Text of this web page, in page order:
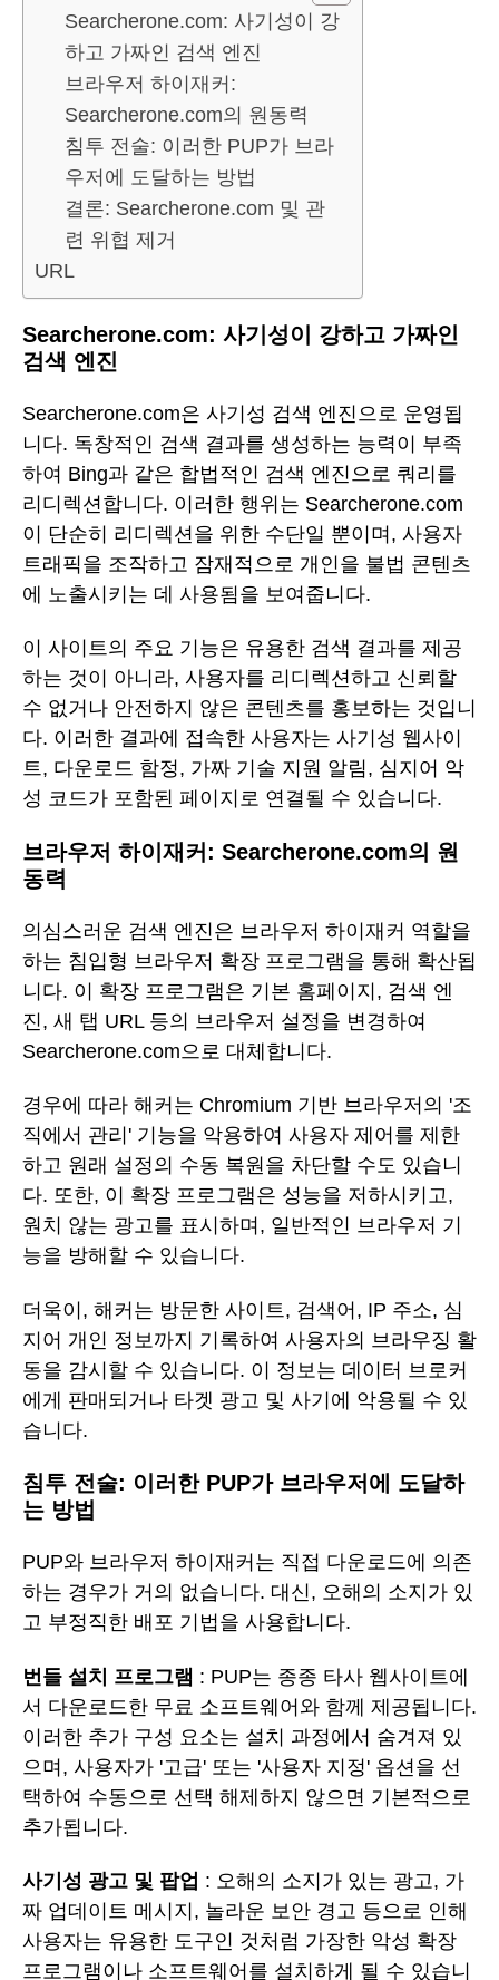
Searcherone.com: 사기성이 강
하고 가짜인 검색 엔진
브라우저 하이재커:
Searcherone.com의 원동력
침투 전술: 이러한 PUP가 브라
우저에 도달하는 방법
결론: Searcherone.com 및 관
련 위협 제거
URL
Searcherone.com: 사기성이 강하고 가짜인
검색 엔진
Searcherone.com은 사기성 검색 엔진으로 운영됩
니다. 독창적인 검색 결과를 생성하는 능력이 부족
하여 Bing과 같은 합법적인 검색 엔진으로 쿼리를
리디렉션합니다. 이러한 행위는 Searcherone.com
이 단순히 리디렉션을 위한 수단일 뿐이며, 사용자
트래픽을 조작하고 잠재적으로 개인을 불법 콘텐츠
에 노출시키는 데 사용됨을 보여줍니다.
이 사이트의 주요 기능은 유용한 검색 결과를 제공
하는 것이 아니라, 사용자를 리디렉션하고 신뢰할
수 없거나 안전하지 않은 콘텐츠를 홍보하는 것입니
다. 이러한 결과에 접속한 사용자는 사기성 웹사이
트, 다운로드 함정, 가짜 기술 지원 알림, 심지어 악
성 코드가 포함된 페이지로 연결될 수 있습니다.
브라우저 하이재커: Searcherone.com의 원
동력
의심스러운 검색 엔진은 브라우저 하이재커 역할을
하는 침입형 브라우저 확장 프로그램을 통해 확산됩
니다. 이 확장 프로그램은 기본 홈페이지, 검색 엔
진, 새 탭 URL 등의 브라우저 설정을 변경하여
Searcherone.com으로 대체합니다.
경우에 따라 해커는 Chromium 기반 브라우저의 '조
직에서 관리' 기능을 악용하여 사용자 제어를 제한
하고 원래 설정의 수동 복원을 차단할 수도 있습니
다. 또한, 이 확장 프로그램은 성능을 저하시키고,
원치 않는 광고를 표시하며, 일반적인 브라우저 기
능을 방해할 수 있습니다.
더욱이, 해커는 방문한 사이트, 검색어, IP 주소, 심
지어 개인 정보까지 기록하여 사용자의 브라우징 활
동을 감시할 수 있습니다. 이 정보는 데이터 브로커
에게 판매되거나 타겟 광고 및 사기에 악용될 수 있
습니다.
침투 전술: 이러한 PUP가 브라우저에 도달하
는 방법
PUP와 브라우저 하이재커는 직접 다운로드에 의존
하는 경우가 거의 없습니다. 대신, 오해의 소지가 있
고 부정직한 배포 기법을 사용합니다.
번들 설치 프로그램 : PUP는 종종 타사 웹사이트에
서 다운로드한 무료 소프트웨어와 함께 제공됩니다.
이러한 추가 구성 요소는 설치 과정에서 숨겨져 있
으며, 사용자가 '고급' 또는 '사용자 지정' 옵션을 선
택하여 수동으로 선택 해제하지 않으면 기본적으로
추가됩니다.
사기성 광고 및 팝업 : 오해의 소지가 있는 광고, 가
짜 업데이트 메시지, 놀라운 보안 경고 등으로 인해
사용자는 유용한 도구인 것처럼 가장한 악성 확장
프로그램이나 소프트웨어를 설치하게 될 수 있습니